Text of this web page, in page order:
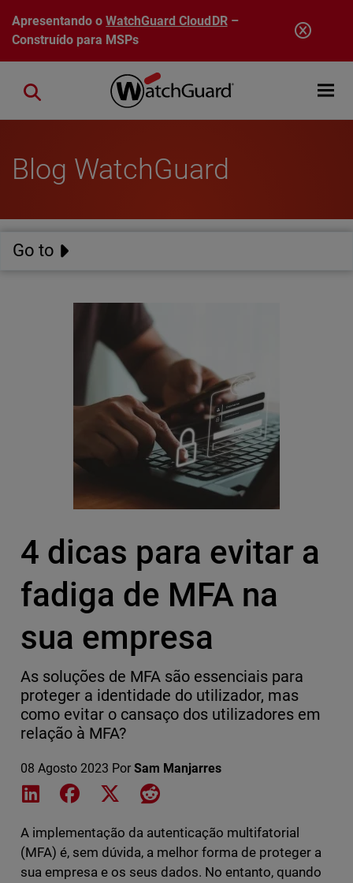
Pular para o conteúdo principal
Apresentando oWatchGuard CloudDR–
Construído para MSPs
Open
Close search
Blog WatchGuard
Go to
4 dicas para evitar a
fadiga de MFA na
sua empresa
As soluções de MFA são essenciais para
proteger a identidade do utilizador, mas
como evitar o cansaço dos utilizadores em
relação à MFA?
08 Agosto 2023 Por Sam Manjarres
Share on LinkedIn
Share on Facebook
Share on XShare on Reddit
A implementação da autenticação multifatorial
(MFA) é, sem dúvida, a melhor forma de proteger a
sua empresa e os seus dados. No entanto, quando